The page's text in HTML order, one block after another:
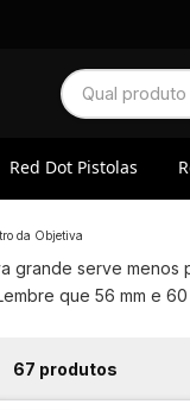
Red Dot Pistolas
da Objetiva
grande serve menos
que 56 mm e
67 produtos